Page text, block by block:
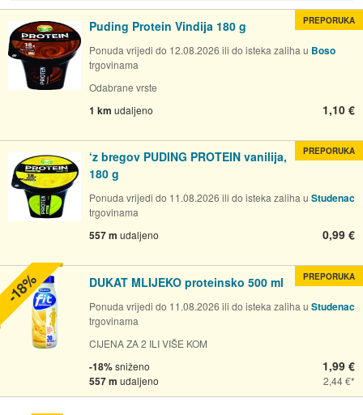
Puding Protein Vindija 180 g
Ponuda vrijedi do 12.08.2026 ili do isteka zaliha u Boso
trgovinama
Odabrane vrste
1 km udaljeno 1,10 €
PREPORUKA
‘z bregov PUDING PROTEIN vanilija,
180 g
Ponuda vrijedi do 11.08.2026 ili do isteka zaliha u Studenac
trgovinama
557 m udaljeno 0,99 €
PREPORUKA
DUKAT MLIJEKO proteinsko 500 ml
Ponuda vrijedi do 11.08.2026 ili do isteka zaliha u Studenac
trgovinama
CIJENA ZA 2 ILI VIŠE KOM
-18%sniženo
557 m udaljeno
1,99 €
2,44 €
PREPORUKA
-18%